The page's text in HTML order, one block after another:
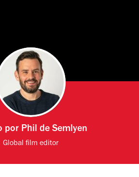
por Phil de Semlyen
Global film editor